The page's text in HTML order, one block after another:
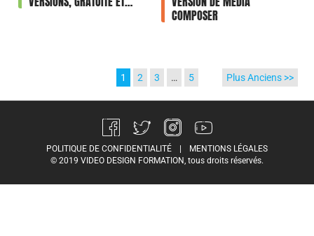
COMPOSER
1 2 3 … 5 Plus Anciens >>
POLITIQUE DE CONFIDENTIALITÉ
MENTIONS LÉGALES
© 2019 VIDEO DESIGN FORMATION, tous droits réservés.